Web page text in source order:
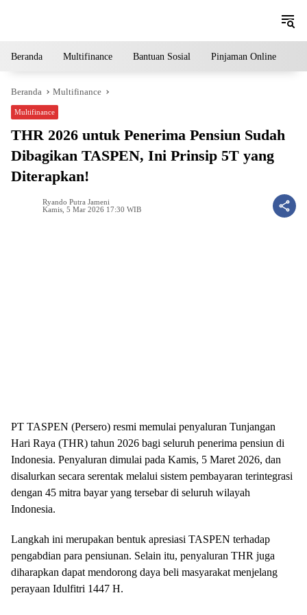
Beranda Multifinance Bantuan Sosial Pinjaman Online
Beranda Multifinance
Multifinance
THR 2026 untuk Penerima Pensiun Sudah
Dibagikan TASPEN, Ini Prinsip 5T yang
Diterapkan!
Ryando Putra Jameni
Kamis, 5 Mar 2026 17:30 WIB
PT TASPEN (Persero) resmi memulai penyaluran Tunjangan
Hari Raya (THR) tahun 2026 bagi seluruh penerima pensiun di
Indonesia. Penyaluran dimulai pada Kamis, 5 Maret 2026, dan
disalurkan secara serentak melalui sistem pembayaran terintegrasi
dengan 45 mitra bayar yang tersebar di seluruh wilayah
Indonesia.
Langkah ini merupakan bentuk apresiasi TASPEN terhadap
pengabdian para pensiunan. Selain itu, penyaluran THR juga
diharapkan dapat mendorong daya beli masyarakat menjelang
perayaan Idulfitri 1447 H.